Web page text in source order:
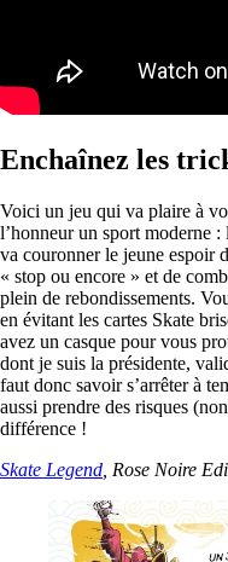
Enchaînez les
Voici un jeu qui va plaire à
l’honneur un sport moderne
va couronner le jeune espoir
« stop ou encore » et de
plein de rebondissements.
en évitant les cartes Skate
avez un casque pour vous
dont je suis la présidente,
faut donc savoir s’arrêter à
aussi prendre des risques
différence !
Skate Legend , Rose Noire